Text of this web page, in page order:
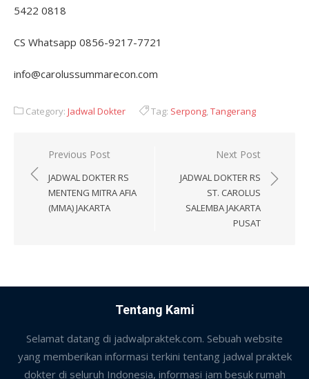
5422 0818
CS Whatsapp 0856-9217-7721
info@carolussummarecon.com
Category: Jadwal Dokter Tag: Serpong,Tangerang
Post
navigation
Previous Post
JADWAL DOKTER RS
MENTENG MITRA AFIA
(MMA) JAKARTA
Next Post
JADWAL DOKTER RS
ST. CAROLUS
SALEMBA JAKARTA
PUSAT
Tentang Kami
Selamat datang di jadwalpraktek.com. Sebuah website
yang memberikan informasi terkini tentang jadwal praktek
dokter di seluruh Indonesia, informasi jam besuk rumah